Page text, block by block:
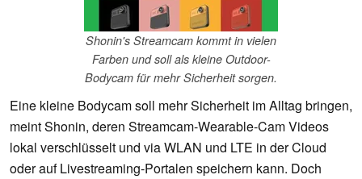
Shonin's Streamcam kommt in vielen
Farben und soll als kleine Outdoor-
Bodycam für mehr Sicherheit sorgen.
Eine kleine Bodycam soll mehr Sicherheit im Alltag bringen,
meint Shonin, deren Streamcam-Wearable-Cam Videos
lokal verschlüsselt und via WLAN und LTE in der Cloud
oder auf Livestreaming-Portalen speichern kann. Doch